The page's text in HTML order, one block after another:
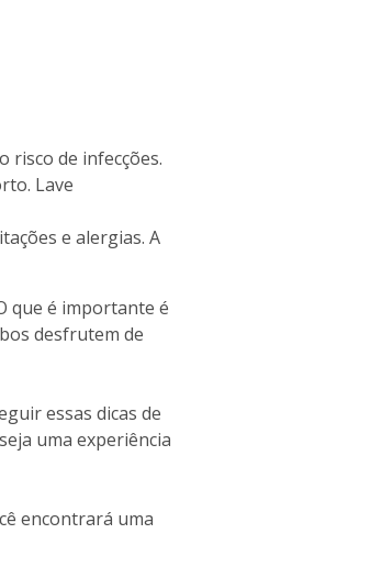
risco de infecções.
Lave
e alergias. A
que é importante é
desfrutem de
essas dicas de
uma experiência
encontrará uma